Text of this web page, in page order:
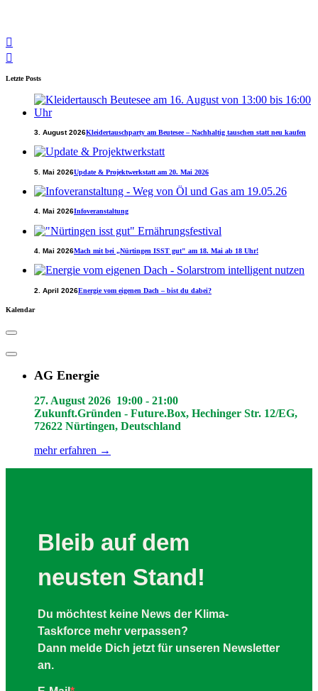
Letzte Posts
3. August 2026Kleidertauschparty am Beutesee – Nachhaltig tauschen statt neu kaufen
5. Mai 2026Update & Projektwerkstatt am 20. Mai 2026
4. Mai 2026Infoveranstaltung
4. Mai 2026Mach mit bei „Nürtingen ISST gut" am 18. Mai ab 18 Uhr!
2. April 2026Energie vom eigenen Dach – bist du dabei?
Kalendar
AG Energie
27. August 2026 19:00 - 21:00
Zukunft.Gründen - Future.Box, Hechinger Str. 12/EG,
72622 Nürtingen, Deutschland
mehr erfahren →